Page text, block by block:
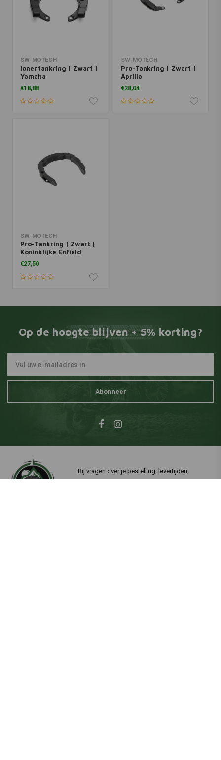
SW-MOTECH
Ionentankring | Zwart |
Yamaha
€18,88
SW-MOTECH
Pro-Tankring | Zwart |
Aprilia
€28,04
SW-MOTECH
Pro-Tankring | Zwart |
Koninklijke Enfield
€27,50
Op de hoogte blijven + 5% korting?
Abonneer
Bij vragen over je bestelling, levertijden,